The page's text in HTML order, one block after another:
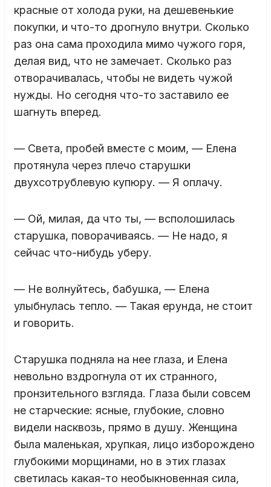
красные от холода руки, на дешевенькие
покупки, и что-то дрогнуло внутри. Сколько
раз она сама проходила мимо чужого горя,
делая вид, что не замечает. Сколько раз
отворачивалась, чтобы не видеть чужой
нужды. Но сегодня что-то заставило ее
шагнуть вперед.
— Света, пробей вместе с моим, — Елена
протянула через плечо старушки
двухсотрублевую купюру. — Я оплачу.
— Ой, милая, да что ты, — всполошилась
старушка, поворачиваясь. — Не надо, я
сейчас что-нибудь уберу.
— Не волнуйтесь, бабушка, — Елена
улыбнулась тепло. — Такая ерунда, не стоит
и говорить.
Старушка подняла на нее глаза, и Елена
невольно вздрогнула от их странного,
пронзительного взгляда. Глаза были совсем
не старческие: ясные, глубокие, словно
видели насквозь, прямо в душу. Женщина
была маленькая, хрупкая, лицо изборождено
глубокими морщинами, но в этих глазах
светилась какая-то необыкновенная сила,